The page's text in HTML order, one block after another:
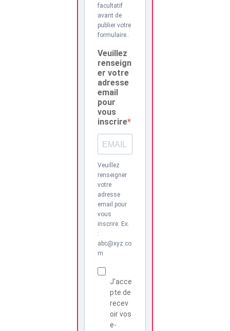
facultatif
avant de
publier votre
formulaire..
Veuillez
renseign
er votre
adresse
email
pour
vous
inscrire
Veuillez
renseigner
votre
adresse
email pour
vous
inscrire. Ex.
:
abc@xyz.co
m
J'acce
pte de
recev
oir vos
e-